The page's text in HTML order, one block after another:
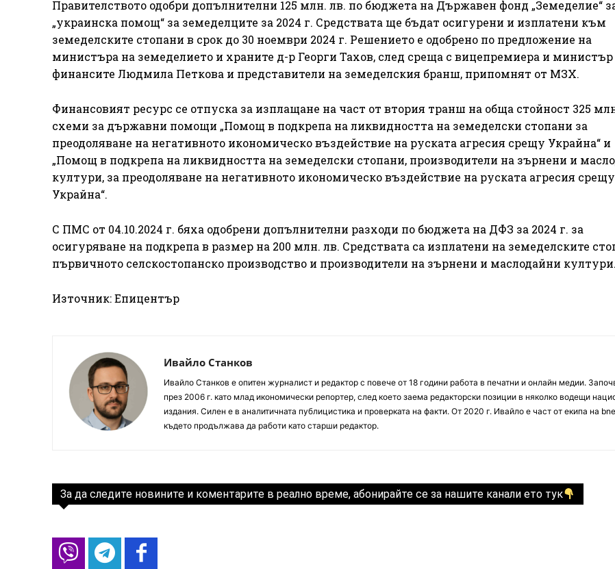
Правителството одобри допълнителни 125 млн. лв. по бюджета на Държавен фонд „Земеделие“
„украинска помощ“ за земеделците за 2024 г. Средствата ще бъдат осигурени и изплатени към
земеделските стопани в срок до 30 ноември 2024 г. Решението е одобрено по предложение на
министъра на земеделието и храните д-р Георги Тахов, след среща с вицепремиера и министър
финансите Людмила Петкова и представители на земеделския бранш, припомнят от МЗХ.
Финансовият ресурс се отпуска за изплащане на част от втория транш на обща стойност 325
схеми за държавни помощи „Помощ в подкрепа на ликвидността на земеделски стопани за
преодоляване на негативното икономическо въздействие на руската агресия срещу Украйна“ и
„Помощ в подкрепа на ликвидността на земеделски стопани, производители на зърнени и
култури, за преодоляване на негативното икономическо въздействие на руската агресия срещу
Украйна“.
С ПМС от 04.10.2024 г. бяха одобрени допълнителни разходи по бюджета на ДФЗ за 2024 г. за
осигуряване на подкрепа в размер на 200 млн. лв. Средствата са изплатени на земеделските
първичното селскостопанско производство и производители на зърнени и маслодайни култури.
Източник: Епицентър
Ивайло Станков
Ивайло Станков е опитен журналист и редактор с повече от 18 години работа в печатни и онлайн медии.
през 2006 г. като млад икономически репортер, след което заема редакторски позиции в няколко водещи
издания. Силен е в аналитичната публицистика и проверката на факти. От 2020 г. Ивайло е част от екипа на
където продължава да работи като старши редактор.
За да следите новините и коментарите в реално време, абонирайте се за нашите канали ето тук